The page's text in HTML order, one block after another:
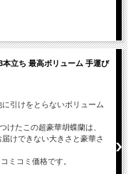
立ち 最高ボリューム 手運び
引けをとらないボリューム
けたこの超豪華胡蝶蘭は、
けできない大きさと豪華さ
ミコミ価格です。